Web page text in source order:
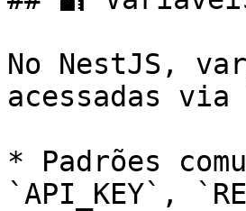
No NestJS,
acessadas
* Padrões
`API_KEY`,